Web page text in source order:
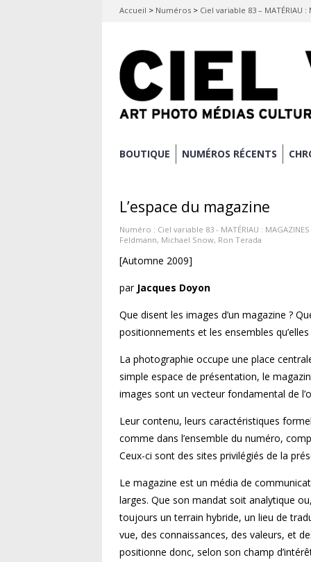
Accueil > Numéros > Ciel variable 83 – MATÉRIAU :
Aller
principal
BOUTIQUE NUMÉROS RÉCENTS
L’espace du magazine
Numéro : Ciel variable 83 - MATÉRIAU : MAGAZINES
Feldmann, Michael Snow, Ron Terada
[Automne 2009]
par Jacques Doyon
Que disent les images d’un magazine ?
positionnements et les ensembles
La photographie occupe une place
simple espace de présentation, le
images sont un vecteur fondamental de
Leur contenu, leurs caractéristiques
comme dans l’ensemble du numéro,
Ceux-ci sont des sites privilégiés de la
Le magazine est un média de
larges. Que son mandat soit analytique
toujours un terrain hybride, un lieu de
vue, des connaissances, des valeurs, et
positionne donc, selon son champ